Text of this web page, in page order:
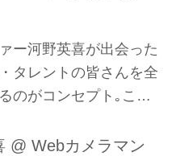
ー河野英喜が出会った
タレントの皆さんを全
のがコンセプト｡ここ
子を垣間見ることがで
@ Webカメラマン